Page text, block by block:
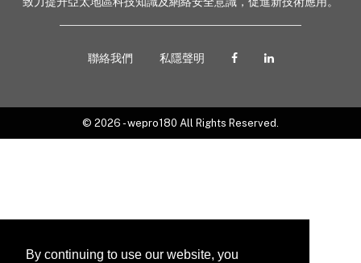
By continuing to use our website, you
聯絡我們 私隱聲明
© 2026 - wepro180 All Rights Reserved.